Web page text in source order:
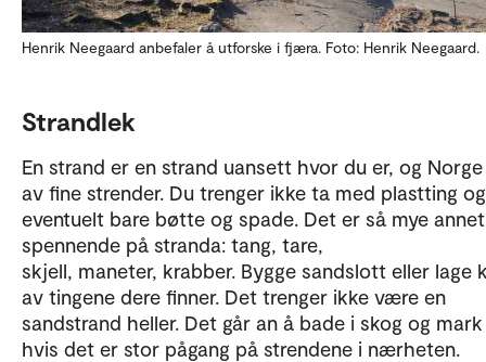
Henrik Neegaard anbefaler å utforske i fjæra. Foto: Henrik Neegaard.
Strandlek
En strand er en strand uansett hvor du er, og
av fine strender. Du trenger ikke ta med plastting
eventuelt bare bøtte og spade. Det er så mye annet
spennende på stranda: tang, tare,
skjell, maneter, krabber. Bygge sandslott eller lage
av tingene dere finner. Det trenger ikke være en
sandstrand heller. Det går an å bade i skog og
hvis det er stor pågang på strendene i nærheten.